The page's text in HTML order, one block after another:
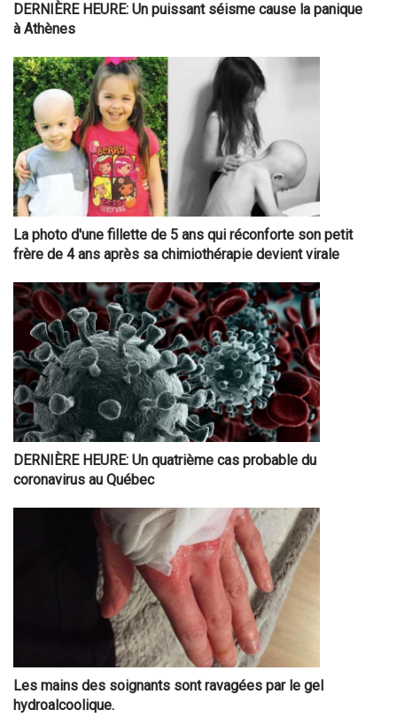
DERNIÈRE HEURE: Un puissant séisme cause la panique
à Athènes
La photo d'une fillette de 5 ans qui réconforte son petit
frère de 4 ans après sa chimiothérapie devient virale
DERNIÈRE HEURE: Un quatrième cas probable du
coronavirus au Québec
Les mains des soignants sont ravagées par le gel
hydroalcoolique.